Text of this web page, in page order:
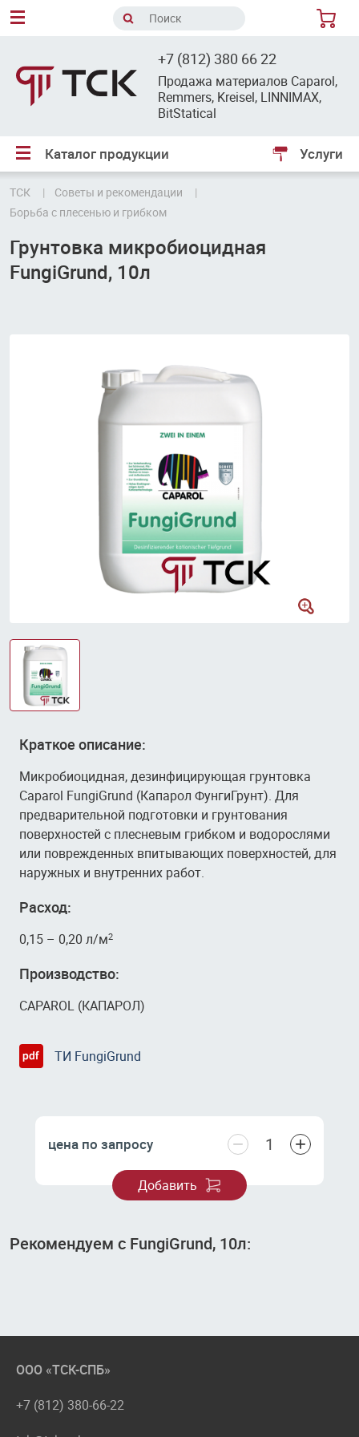
+7 (812) 380 66 22
Продажа материалов Caparol,
Remmers, Kreisel, LINNIMAX,
BitStatical
Каталог продукции Услуги
ТСК
Советы и рекомендации
Борьба с плесенью и грибком
Грунтовка микробиоцидная
FungiGrund, 10л
Краткое описание:
Микробиоцидная, дезинфицирующая грунтовка
Caparol FungiGrund (Капарол ФунгиГрунт). Для
предварительной подготовки и грунтования
поверхностей с плесневым грибком и водорослями
или поврежденных впитывающих поверхностей, для
наружных и внутренних работ.
Расход:
0,15 – 0,20 л/м2
Производство:
CAPAROL (КАПАРОЛ)
ТИ FungiGrund
цена по запросу − +
Добавить
Рекомендуем с FungiGrund, 10л:
ООО «ТСК-СПБ»
+7 (812) 380-66-22